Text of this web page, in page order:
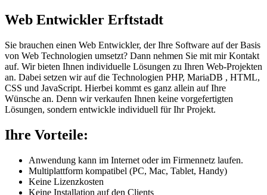
Web Entwickler Erftstadt
Sie brauchen einen Web Entwickler, der Ihre Software auf der Basis
von Web Technologien umsetzt? Dann nehmen Sie mit mir Kontakt
auf. Wir bieten Ihnen individuelle Lösungen zu Ihren Web-Projekten
an. Dabei setzen wir auf die Technologien PHP, MariaDB , HTML,
CSS und JavaScript. Hierbei kommt es ganz allein auf Ihre
Wünsche an. Denn wir verkaufen Ihnen keine vorgefertigten
Lösungen, sondern entwickle individuell für Ihr Projekt.
Ihre Vorteile:
Anwendung kann im Internet oder im Firmennetz laufen.
Multiplattform kompatibel (PC, Mac, Tablet, Handy)
Keine Lizenzkosten
Keine Installation auf den Clients